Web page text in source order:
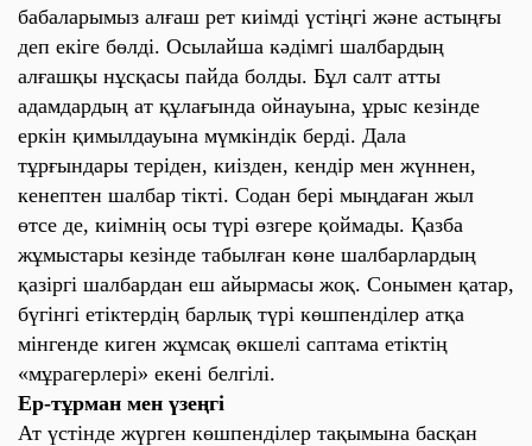
бабаларымыз алғаш рет киімді үстіңгі және астыңғы
деп екіге бөлді. Осылайша кәдімгі шалбардың
алғашқы нұсқасы пайда болды. Бұл салт атты
адамдардың ат құлағында ойнауына, ұрыс кезінде
еркін қимылдауына мүмкіндік берді. Дала
тұрғындары теріден, киізден, кендір мен жүннен,
кенептен шалбар тікті. Содан бері мыңдаған жыл
өтсе де, киімнің осы түрі өзгере қоймады. Қазба
жұмыстары кезінде табылған көне шалбарлардың
қазіргі шалбардан еш айырмасы жоқ. Сонымен қатар,
бүгінгі етіктердің барлық түрі көшпенділер атқа
мінгенде киген жұмсақ өкшелі саптама етіктің
«мұрагерлері» екені белгілі.
Ер-тұрман мен үзеңгі
Ат үстінде жүрген көшпенділер тақымына басқан